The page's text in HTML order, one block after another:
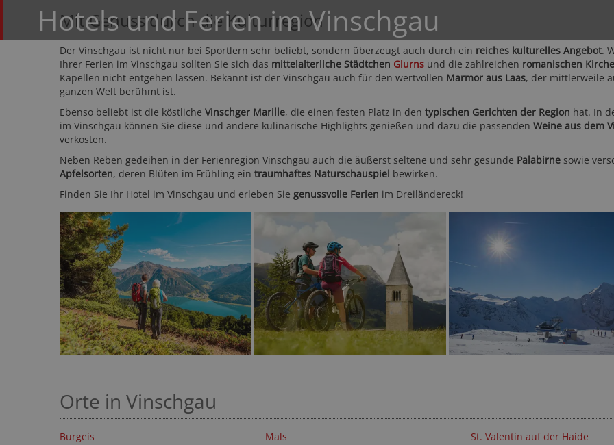
Hotels und Ferien im Vinschgau
Mit Genuss durch die Kulturregion
Der Vinschgau ist nicht nur bei Sportlern sehr beliebt, sondern überzeugt auch durch ein reiches kulturelles Angebot.
Ihrer Ferien im Vinschgau sollten Sie sich das mittelalterliche Städtchen Glurns und die zahlreichen romanischen
Kapellen nicht entgehen lassen. Bekannt ist der Vinschgau auch für den wertvollen Marmor aus Laas, der mittlerweile
ganzen Welt berühmt ist.
Ebenso beliebt ist die köstliche Vinschger Marille, die einen festen Platz in den typischen Gerichten der Region hat. In
im Vinschgau können Sie diese und andere kulinarische Highlights genießen und dazu die passenden Weine aus dem
verkosten.
Neben Reben gedeihen in der Ferienregion Vinschgau auch die äußerst seltene und sehr gesunde Palabirne sowie
Apfelsorten, deren Blüten im Frühling ein traumhaftes Naturschauspiel bewirken.
Finden Sie Ihr Hotel im Vinschgau und erleben Sie genussvolle Ferien im Dreiländereck!
Orte in Vinschgau
Burgeis
Mals
St. Valentin auf der Haide
ab130,50 CHF
EUR
31-mal gebucht ★★★★☆ 215 Bewertungen
EUR
31-